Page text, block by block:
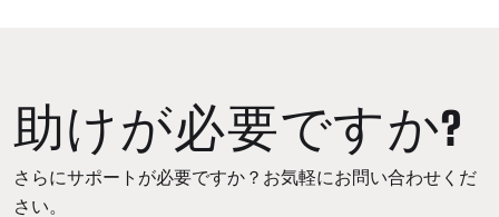
助けが必要ですか?
さらにサポートが必要ですか？お気軽にお問い合わせくだ
さい。